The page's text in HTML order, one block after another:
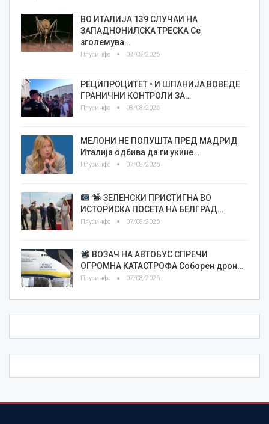
ВО ИТАЛИЈА 139 СЛУЧАИ НА
ЗАПАДНОНИЛСКА ТРЕСКА Се
зголемува…
Плусинфо 08/08/2026
РЕЦИПРОЦИТЕТ • И ШПАНИЈА ВОВЕДЕ
ГРАНИЧНИ КОНТРОЛИ ЗА…
Плусинфо 08/08/2026
МЕЛОНИ НЕ ПОПУШТА ПРЕД МАДРИД
Италија одбива да ги укине…
Плусинфо 07/08/2026
ЗЕЛЕНСКИ ПРИСТИГНА ВО
ИСТОРИСКА ПОСЕТА НА БЕЛГРАД…
Плусинфо 07/08/2026
ВОЗАЧ НА АВТОБУС СПРЕЧИ
ОГРОМНА КАТАСТРОФА Соборен дрон…
Плусинфо 07/08/2026